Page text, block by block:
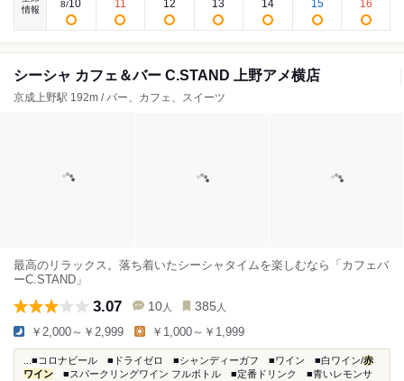
情報
8/10 11 12 13 14 15 16
シーシャ カフェ＆バー C.STAND 上野アメ横店
京成上野駅 192m / バー、カフェ、スイーツ
最高のリラックス。落ち着いたシーシャタイムを楽しむなら「カフェバ
ーC.STAND」
3.07 10 人 385 人
￥2,000～￥2,999 ￥1,000～￥1,999
...■コロナビール ■ドライゼロ ■シャンディーガフ ■ワイン ■白ワイン/赤
ワイン ■スパークリングワイン フルボトル ■定番ドリンク ■青いレモンサ